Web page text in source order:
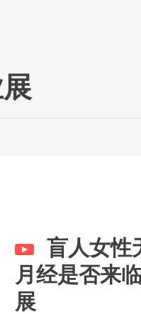
盲人女性
月经是否来
展